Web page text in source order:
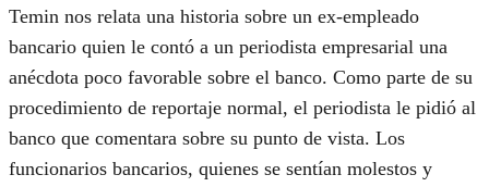
Temin nos relata una historia sobre un ex-empleado
bancario quien le contó a un periodista empresarial una
anécdota poco favorable sobre el banco. Como parte de su
procedimiento de reportaje normal, el periodista le pidió al
banco que comentara sobre su punto de vista. Los
funcionarios bancarios, quienes se sentían molestos y